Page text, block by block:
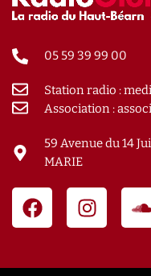
05 59 39 99 00
Station radio :
Association :
59 Avenue du 14
MARIE